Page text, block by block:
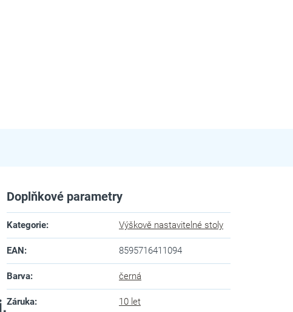
Doplňkové parametry
Kategorie: Výškově nastavitelné stoly
EAN: 8595716411094
Barva: černá
Záruka: 10 let